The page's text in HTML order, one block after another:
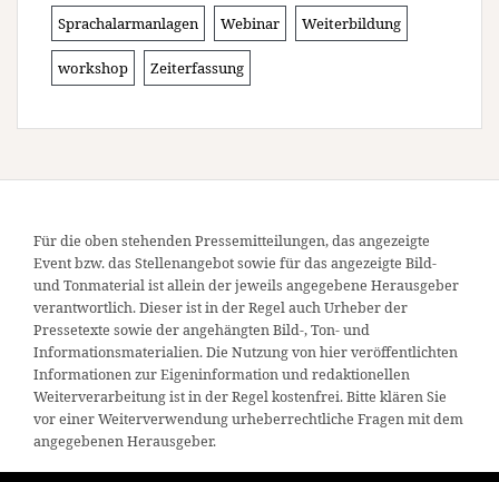
Sprachalarmanlagen Webinar Weiterbildung
workshop Zeiterfassung
Für die oben stehenden Pressemitteilungen, das angezeigte
Event bzw. das Stellenangebot sowie für das angezeigte Bild-
und Tonmaterial ist allein der jeweils angegebene Herausgeber
verantwortlich. Dieser ist in der Regel auch Urheber der
Pressetexte sowie der angehängten Bild-, Ton- und
Informationsmaterialien. Die Nutzung von hier veröffentlichten
Informationen zur Eigeninformation und redaktionellen
Weiterverarbeitung ist in der Regel kostenfrei. Bitte klären Sie
vor einer Weiterverwendung urheberrechtliche Fragen mit dem
angegebenen Herausgeber.